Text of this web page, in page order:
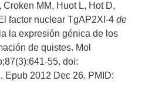
Croken MM, Huot L, Hot D,
factor nuclear TgAP2XI-4 de
la expresión génica de los
de quistes. Mol
55. doi:
Epub 2012 Dec 26. PMID: